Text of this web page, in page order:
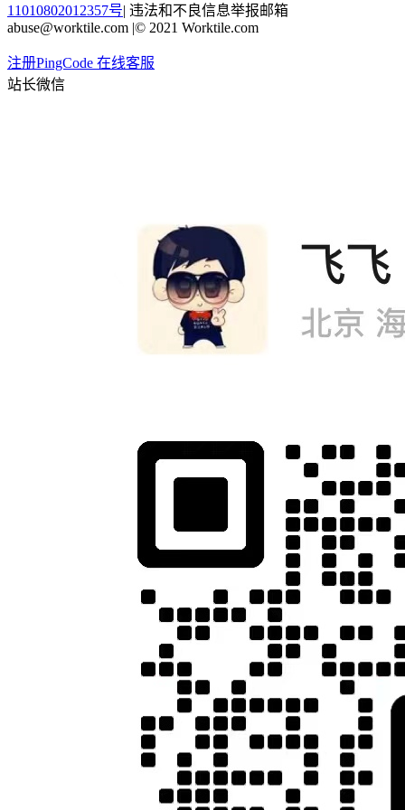
11010802012357号| 违法和不良信息举报邮箱
abuse@worktile.com |© 2021 Worktile.com
注册PingCode 在线客服
站长微信